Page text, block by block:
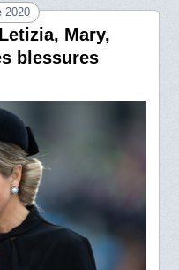
2020
Mary,
blessures